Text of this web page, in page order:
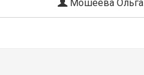
Мошеева Ольга